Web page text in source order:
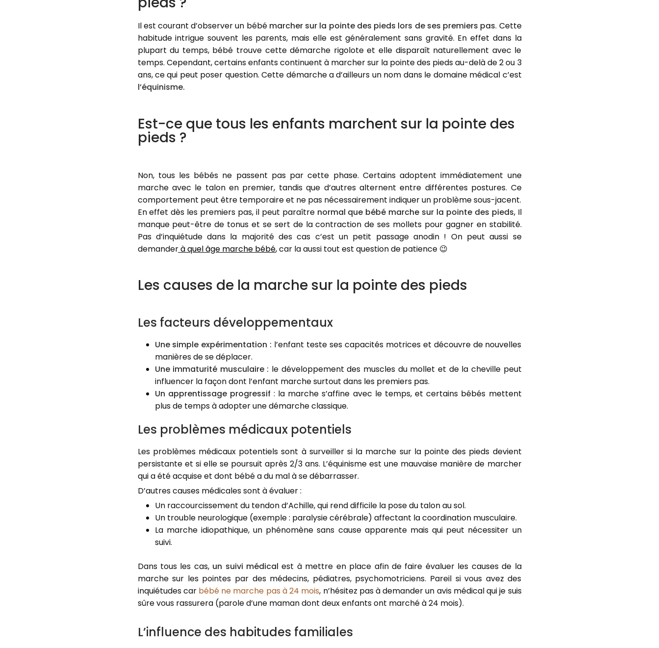
Il est courant d’observer un bébé marcher sur la pointe des pieds lors de ses premiers pas. Cette
habitude intrigue souvent les parents, mais elle est généralement sans gravité. En effet dans la
plupart du temps, bébé trouve cette démarche rigolote et elle disparaît naturellement avec le
temps. Cependant, certains enfants continuent à marcher sur la pointe des pieds au-delà de 2 ou 3
ans, ce qui peut poser question. Cette démarche a d’ailleurs un nom dans le domaine médical c’est
l’équinisme.
Est-ce que tous les enfants marchent sur la pointe des
pieds ?
Non, tous les bébés ne passent pas par cette phase. Certains adoptent immédiatement une
marche avec le talon en premier, tandis que d’autres alternent entre différentes postures. Ce
comportement peut être temporaire et ne pas nécessairement indiquer un problème sous-jacent.
En effet dès les premiers pas, il peut paraître normal que bébé marche sur la pointe des pieds, Il
manque peut-être de tonus et se sert de la contraction de ses mollets pour gagner en stabilité.
Pas d’inquiétude dans la majorité des cas c’est un petit passage anodin ! On peut aussi se
demanderà quel âge marche bébé,car la aussi tout est question de patience 😉
Les causes de la marche sur la pointe des pieds
Les facteurs développementaux
Une simple expérimentation : l’enfant teste ses capacités motrices et découvre de nouvelles
manières de se déplacer.
Une immaturité musculaire : le développement des muscles du mollet et de la cheville peut
influencer la façon dont l’enfant marche surtout dans les premiers pas.
Un apprentissage progressif : la marche s’affine avec le temps, et certains bébés mettent
plus de temps à adopter une démarche classique.
Les problèmes médicaux potentiels
Les problèmes médicaux potentiels sont à surveiller si la marche sur la pointe des pieds devient
persistante et si elle se poursuit après 2/3 ans. L’équinisme est une mauvaise manière de marcher
qui a été acquise et dont bébé a du mal à se débarrasser.
D’autres causes médicales sont à évaluer :
Un raccourcissement du tendon d’Achille, qui rend difficile la pose du talon au sol.
Un trouble neurologique (exemple : paralysie cérébrale) affectant la coordination musculaire.
La marche idiopathique, un phénomène sans cause apparente mais qui peut nécessiter un
suivi.
Dans tous les cas, un suivi médical est à mettre en place afin de faire évaluer les causes de la
marche sur les pointes par des médecins, pédiatres, psychomotriciens. Pareil si vous avez des
inquiétudes car bébé ne marche pas à 24 mois, n’hésitez pas à demander un avis médical qui je suis
sûre vous rassurera (parole d’une maman dont deux enfants ont marché à 24 mois).
L’influence des habitudes familiales